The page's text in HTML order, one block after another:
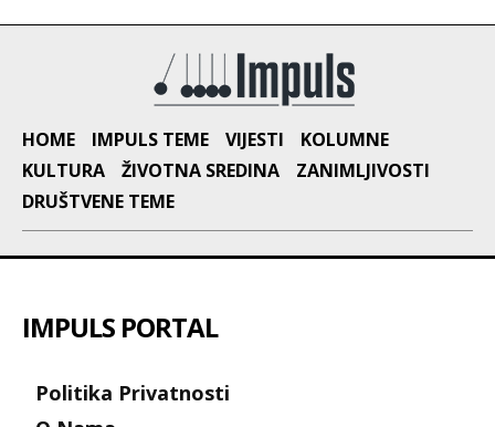
HOME IMPULS TEME VIJESTI
KOLUMNE
KULTURA
ŽIVOTNA SREDINA
ZANIMLJIVOSTI
DRUŠTVENE TEME
IMPULS PORTAL
Politika Privatnosti